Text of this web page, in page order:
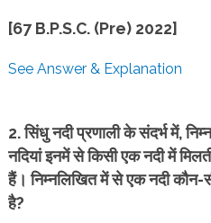
[67 B.P.S.C. (Pre) 2022]
See Answer & Explanation
2. सिंधु नदी प्रणाली के संदर्भ में,
नदियां इनमें से किसी एक नदी में
हैं। निम्नलिखित में से एक नदी कौन-
है?